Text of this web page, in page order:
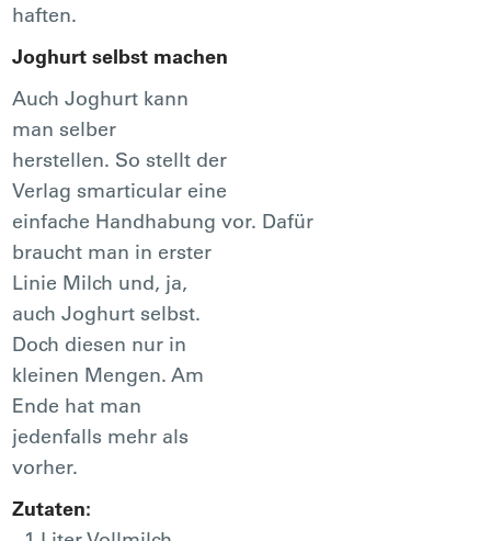
haften.
Joghurt selbst machen
Auch Joghurt kann
man selber
herstellen. So stellt der
Verlag smarticular eine
einfache Handhabung vor. Dafür
braucht man in erster
Linie Milch und, ja,
auch Joghurt selbst.
Doch diesen nur in
kleinen Mengen. Am
Ende hat man
jedenfalls mehr als
vorher.
Zutaten: